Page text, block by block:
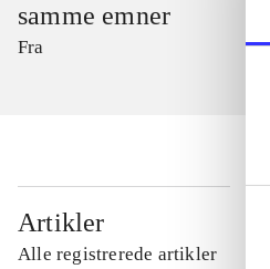
samme emner
Fra
Artikler
Alle registrerede artikler